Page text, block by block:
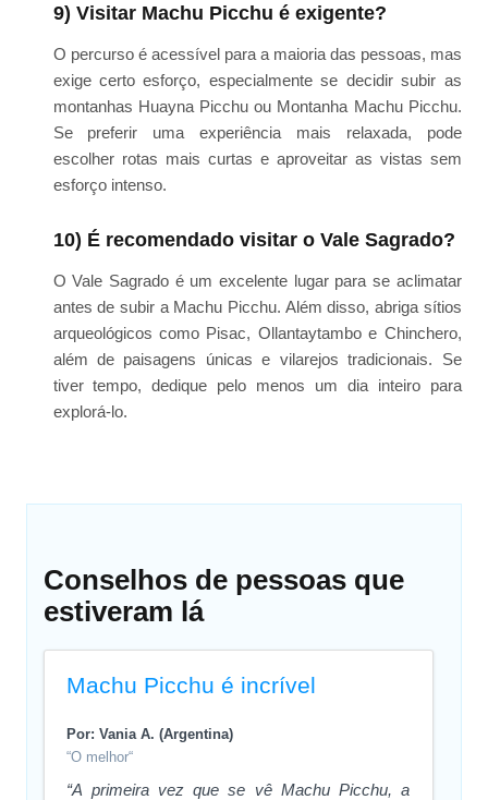
9) Visitar Machu Picchu é exigente?
O percurso é acessível para a maioria das pessoas, mas
exige certo esforço, especialmente se decidir subir as
montanhas Huayna Picchu ou Montanha Machu Picchu.
Se preferir uma experiência mais relaxada, pode
escolher rotas mais curtas e aproveitar as vistas sem
esforço intenso.
10) É recomendado visitar o Vale Sagrado?
O Vale Sagrado é um excelente lugar para se aclimatar
antes de subir a Machu Picchu. Além disso, abriga sítios
arqueológicos como Pisac, Ollantaytambo e Chinchero,
além de paisagens únicas e vilarejos tradicionais. Se
tiver tempo, dedique pelo menos um dia inteiro para
explorá-lo.
Conselhos de pessoas que
estiveram lá
Machu Picchu é incrível
Por: Vania A. (Argentina)
“O melhor“
“A primeira vez que se vê Machu Picchu, a